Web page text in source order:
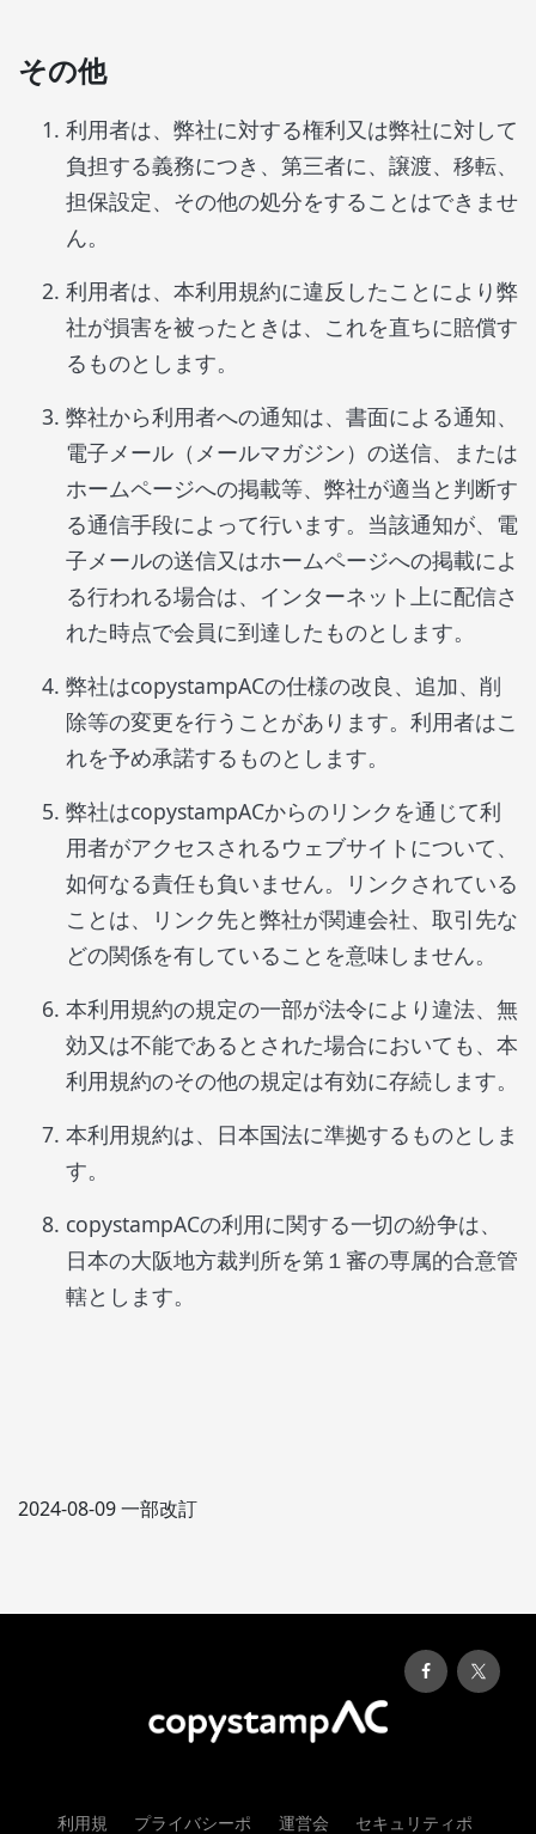
その他
利用者は、弊社に対する権利又は弊社に対して
負担する義務につき、第三者に、譲渡、移転、
担保設定、その他の処分をすることはできませ
ん。
利用者は、本利用規約に違反したことにより弊
社が損害を被ったときは、これを直ちに賠償す
るものとします。
弊社から利用者への通知は、書面による通知、
電子メール（メールマガジン）の送信、または
ホームページへの掲載等、弊社が適当と判断す
る通信手段によって行います。当該通知が、電
子メールの送信又はホームページへの掲載によ
る行われる場合は、インターネット上に配信さ
れた時点で会員に到達したものとします。
弊社はcopystampACの仕様の改良、追加、削
除等の変更を行うことがあります。利用者はこ
れを予め承諾するものとします。
弊社はcopystampACからのリンクを通じて利
用者がアクセスされるウェブサイトについて、
如何なる責任も負いません。リンクされている
ことは、リンク先と弊社が関連会社、取引先な
どの関係を有していることを意味しません。
本利用規約の規定の一部が法令により違法、無
効又は不能であるとされた場合においても、本
利用規約のその他の規定は有効に存続します。
本利用規約は、日本国法に準拠するものとしま
す。
copystampACの利用に関する一切の紛争は、
日本の大阪地方裁判所を第１審の専属的合意管
轄とします。
2024-08-09 一部改訂
利用規 プライバシーポ 運営会 セキュリティポ